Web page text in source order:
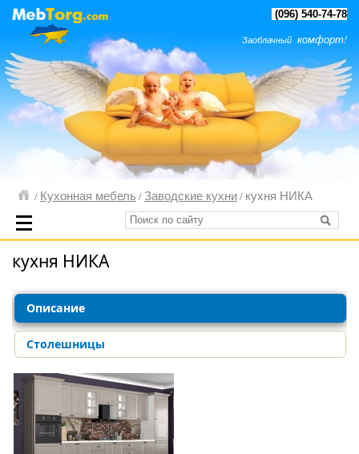
(096) 540-74-78
Заоблачный комфорт!
/ Кухонная мебель / Заводские кухни/ кухня НИКА
кухня НИКА
Описание
Столешницы